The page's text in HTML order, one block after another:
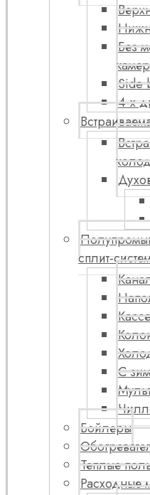
Без
Side
4-х
сплит-
С
Бойлеры
Теплые
Расходные